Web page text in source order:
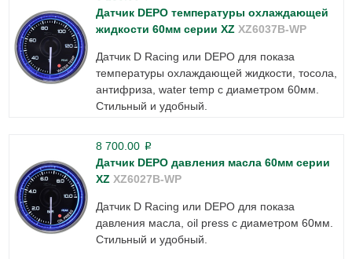
Датчик DEPO температуры охлаждающей
жидкости 60мм серии XZ XZ6037B-WP
Датчик D Racing или DEPO для показа
температуры охлаждающей жидкости, тосола,
антифриза, water temp с диаметром 60мм.
Стильный и удобный.
8 700.00 p
Датчик DEPO давления масла 60мм серии
XZ XZ6027B-WP
Датчик D Racing или DEPO для показа
давления масла, oil press с диаметром 60мм.
Стильный и удобный.